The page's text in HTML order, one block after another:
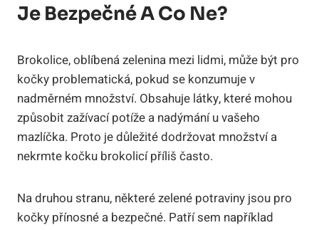
Je Bezpečné A Co Ne?
Brokolice, oblíbená zelenina mezi lidmi, může být pro
kočky problematická, pokud se konzumuje v
nadměrném množství. Obsahuje látky, které mohou
způsobit zažívací potíže a nadýmání u vašeho
mazlíčka. Proto je důležité dodržovat množství a
nekrmte kočku brokolicí příliš často.
Na druhou stranu, některé zelené potraviny jsou pro
kočky přínosné a bezpečné. Patří sem například